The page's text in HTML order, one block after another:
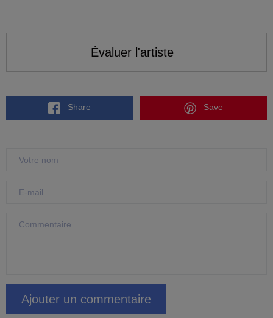
Évaluer l'artiste
Share Save